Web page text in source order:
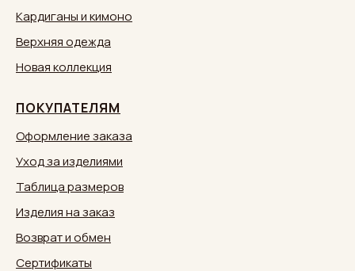
Кардиганы и кимоно
Верхняя одежда
Новая коллекция
ПОКУПАТЕЛЯМ
Оформление заказа
Уход за изделиями
Таблица размеров
Изделия на заказ
Возврат и обмен
Сертификаты